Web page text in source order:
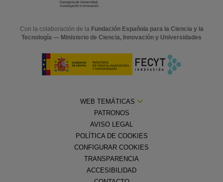
Con la colaboración de la Fundación Española para la Ciencia y la
Tecnología — Ministerio de Ciencia, Innovación y Universidades
WEB TEMÁTICAS
PATRONOS
AVISO LEGAL
POLÍTICA DE COOKIES
CONFIGURAR COOKIES
TRANSPARENCIA
ACCESIBILIDAD